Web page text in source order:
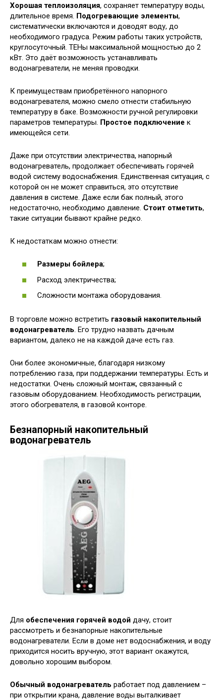
Хорошая теплоизоляция, сохраняет температуру воды,
длительное время. Подогревающие элементы,
систематически включаются и доводят воду, до
необходимого градуса. Режим работы таких устройств,
круглосуточный. ТЕНы максимальной мощностью до 2
кВт. Это даёт возможность устанавливать
водонагреватели, не меняя проводки.
К преимуществам приобретённого напорного
водонагревателя, можно смело отнести стабильную
температуру в баке. Возможности ручной регулировки
параметров температуры. Простое подключение к
имеющейся сети.
Даже при отсутствии электричества, напорный
водонагреватель, продолжает обеспечивать горячей
водой систему водоснабжения. Единственная ситуация, с
которой он не может справиться, это отсутствие
давления в системе. Даже если бак полный, этого
недостаточно, необходимо давление. Стоит отметить,
такие ситуации бывают крайне редко.
К недостаткам можно отнести:
Размеры бойлера;
Расход электричества;
Сложности монтажа оборудования.
В торговле можно встретить газовый накопительный
водонагреватель. Его трудно назвать дачным
вариантом, далеко не на каждой даче есть газ.
Они более экономичные, благодаря низкому
потреблению газа, при поддержании температуры. Есть и
недостатки. Очень сложный монтаж, связанный с
газовым оборудованием. Необходимость регистрации,
этого обогревателя, в газовой конторе.
Безнапорный накопительный
водонагреватель
Для обеспечения горячей водой дачу, стоит
рассмотреть и безнапорные накопительные
водонагреватели. Если в доме нет водоснабжения, и воду
приходится носить вручную, этот вариант окажутся,
довольно хорошим выбором.
Обычный водонагреватель работает под давлением –
при открытии крана, давление воды выталкивает